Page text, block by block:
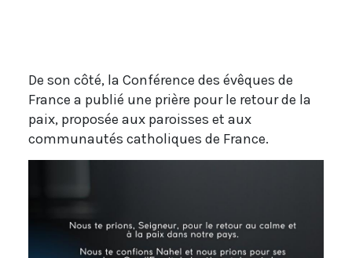
De son côté, la Conférence des évêques de
France a publié une prière pour le retour de la
paix, proposée aux paroisses et aux
communautés catholiques de France.